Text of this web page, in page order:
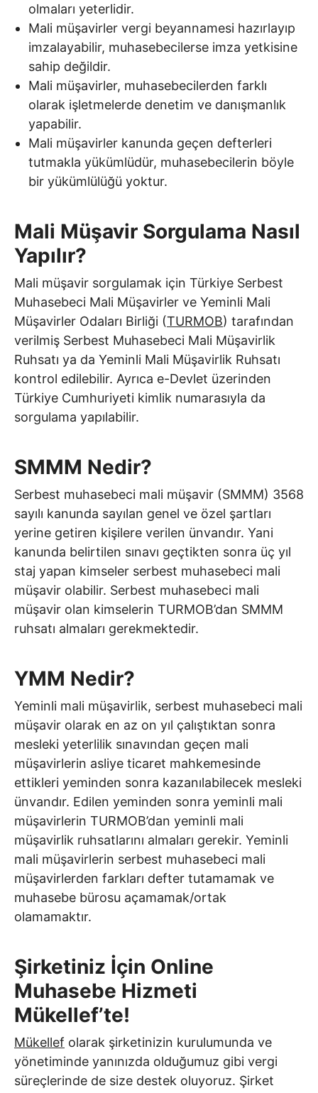
olmaları yeterlidir.
Mali müşavirler vergi beyannamesi hazırlayıp
imzalayabilir, muhasebecilerse imza yetkisine
sahip değildir.
Mali müşavirler, muhasebecilerden farklı
olarak işletmelerde denetim ve danışmanlık
yapabilir.
Mali müşavirler kanunda geçen defterleri
tutmakla yükümlüdür, muhasebecilerin böyle
bir yükümlülüğü yoktur.
Mali Müşavir Sorgulama Nasıl
Yapılır?
Mali müşavir sorgulamak için Türkiye Serbest
Muhasebeci Mali Müşavirler ve Yeminli Mali
Müşavirler Odaları Birliği (TURMOB) tarafından
verilmiş Serbest Muhasebeci Mali Müşavirlik
Ruhsatı ya da Yeminli Mali Müşavirlik Ruhsatı
kontrol edilebilir. Ayrıca e-Devlet üzerinden
Türkiye Cumhuriyeti kimlik numarasıyla da
sorgulama yapılabilir.
SMMM Nedir?
Serbest muhasebeci mali müşavir (SMMM) 3568
sayılı kanunda sayılan genel ve özel şartları
yerine getiren kişilere verilen ünvandır. Yani
kanunda belirtilen sınavı geçtikten sonra üç yıl
staj yapan kimseler serbest muhasebeci mali
müşavir olabilir. Serbest muhasebeci mali
müşavir olan kimselerin TURMOB’dan SMMM
ruhsatı almaları gerekmektedir.
YMM Nedir?
Yeminli mali müşavirlik, serbest muhasebeci mali
müşavir olarak en az on yıl çalıştıktan sonra
mesleki yeterlilik sınavından geçen mali
müşavirlerin asliye ticaret mahkemesinde
ettikleri yeminden sonra kazanılabilecek mesleki
ünvandır. Edilen yeminden sonra yeminli mali
müşavirlerin TURMOB’dan yeminli mali
müşavirlik ruhsatlarını almaları gerekir. Yeminli
mali müşavirlerin serbest muhasebeci mali
müşavirlerden farkları defter tutamamak ve
muhasebe bürosu açamamak/ortak
olamamaktır.
Şirketiniz İçin Online
Muhasebe Hizmeti
Mükellef’te!
Mükellef olarak şirketinizin kurulumunda ve
yönetiminde yanınızda olduğumuz gibi vergi
süreçlerinde de size destek oluyoruz. Şirket